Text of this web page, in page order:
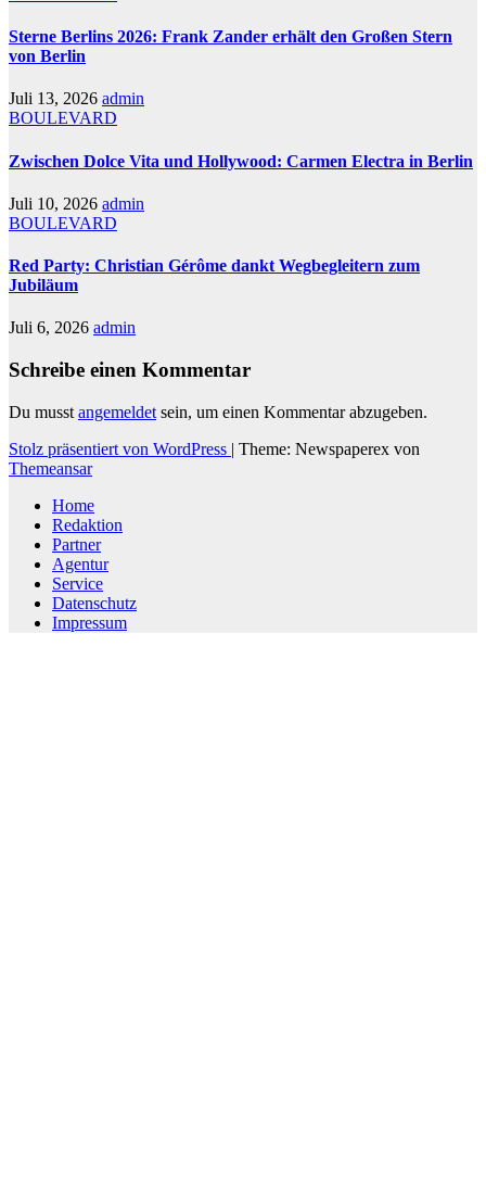
Sterne Berlins 2026: Frank Zander erhält den Großen Stern
von Berlin
Juli 13, 2026 admin
BOULEVARD
Zwischen Dolce Vita und Hollywood: Carmen Electra in Berlin
Juli 10, 2026 admin
BOULEVARD
Red Party: Christian Gérôme dankt Wegbegleitern zum
Jubiläum
Juli 6, 2026 admin
Schreibe einen Kommentar
Du musst angemeldet sein, um einen Kommentar abzugeben.
Stolz präsentiert von WordPress | Theme: Newspaperex von
Themeansar
Home
Redaktion
Partner
Agentur
Service
Datenschutz
Impressum